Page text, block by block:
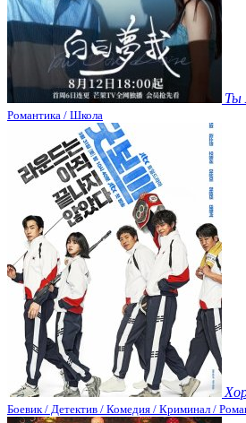
Ты
Романтика / Школа
Боевик / Детектив / Комедия / Криминал /